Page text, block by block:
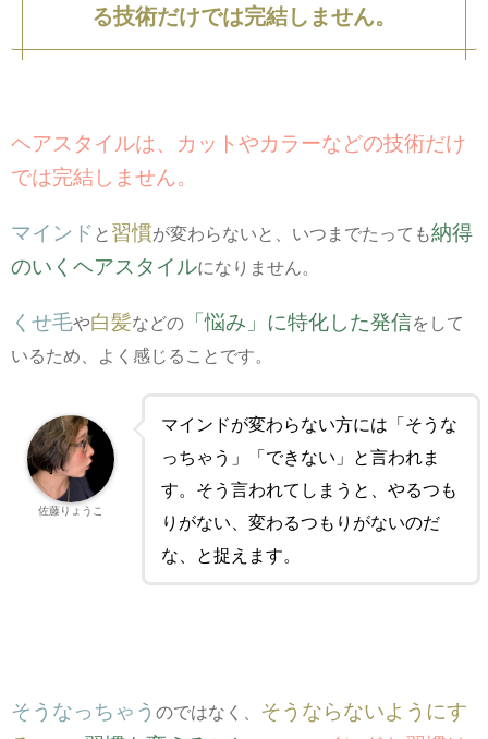
る技術だけでは完結しません。
ヘアスタイルは、カットやカラーなどの技術だけ
では完結しません。
マインド と 習慣が変わらないと、いつまでたっても納得
のいくヘアスタイルになりません。
くせ毛や白髪などの 「悩み」に特化した発信をして
いるため、よく感じることです。
マインドが変わらない方には「そうな
っちゃう」「できない」と言われま
す。そう言われてしまうと、やるつも
りがない、変わるつもりがないのだ
な、と捉えます。
佐藤りょうこ
そうなっちゃう のではなく、 そうならないようにす